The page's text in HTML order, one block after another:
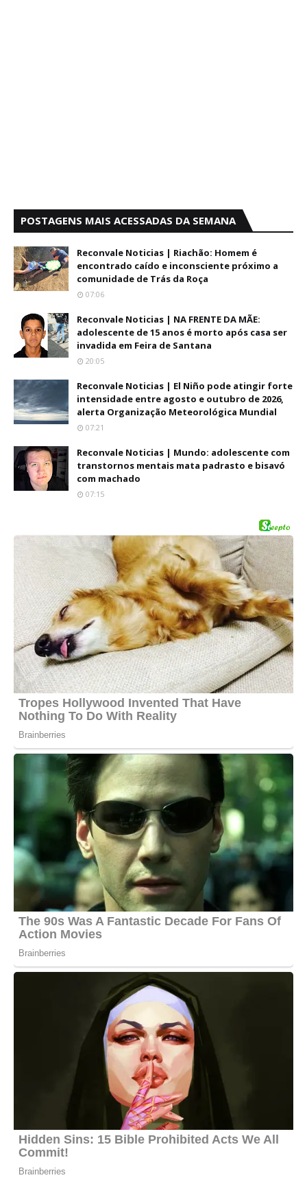
POSTAGENS MAIS ACESSADAS DA SEMANA
Reconvale Noticias | Riachão: Homem é
encontrado caído e inconsciente próximo a
comunidade de Trás da Roça
07:06
Reconvale Noticias | NA FRENTE DA MÃE:
adolescente de 15 anos é morto após casa ser
invadida em Feira de Santana
20:05
Reconvale Noticias | El Niño pode atingir forte
intensidade entre agosto e outubro de 2026,
alerta Organização Meteorológica Mundial
07:21
Reconvale Noticias | Mundo: adolescente com
transtornos mentais mata padrasto e bisavó
com machado
07:15